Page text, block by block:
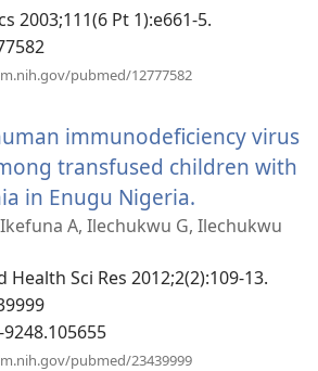
2003;111(6 Pt 1):e661-5.
pubmed/12777582
immunodeficiency virus
transfused children with
in Enugu Nigeria.
หน้าต่าง
A, Ilechukwu G, Ilechukwu
Health Sci Res 2012;2(2):109-13.
pubmed/23439999